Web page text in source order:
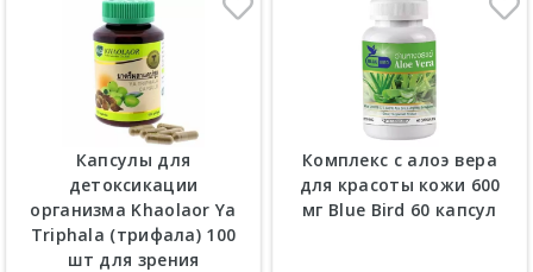
Капсулы для
детоксикации
организма Khaolaor Ya
Triphala (трифала) 100
шт для зрения
Комплекс с алоэ вера
для красоты кожи 600
мг Blue Bird 60 капсул